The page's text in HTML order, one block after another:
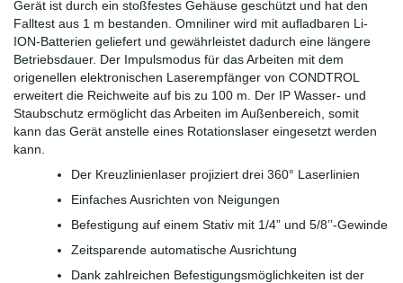
Gerät ist durch ein stoßfestes Gehäuse geschützt und hat den
Falltest aus 1 m bestanden. Omniliner wird mit aufladbaren Li-
ION-Batterien geliefert und gewährleistet dadurch eine längere
Betriebsdauer. Der Impulsmodus für das Arbeiten mit dem
origenellen elektronischen Laserempfänger von CONDTROL
erweitert die Reichweite auf bis zu 100 m. Der IP Wasser- und
Staubschutz ermöglicht das Arbeiten im Außenbereich, somit
kann das Gerät anstelle eines Rotationslaser eingesetzt werden
kann.
Der Kreuzlinienlaser projiziert drei 360° Laserlinien
Einfaches Ausrichten von Neigungen
Befestigung auf einem Stativ mit 1/4” und 5/8’’-Gewinde
Zeitsparende automatische Ausrichtung
Dank zahlreichen Befestigungsmöglichkeiten ist der